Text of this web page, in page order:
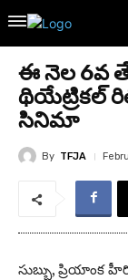
ఈ నెల 6వ
థియేట్రికల్
సినిమా
By TFJA
సుబ్బు, ప్రియాంక